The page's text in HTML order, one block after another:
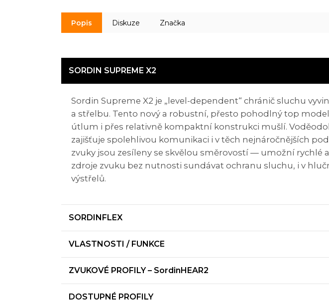
Popis Diskuze Značka
SORDIN SUPREME X2
Sordin Supreme X2 je „level-dependent“ chránič sluchu
a střelbu. Tento nový a robustní, přesto pohodlný top
útlum i přes relativně kompaktní konstrukci mušlí.
zajišťuje spolehlivou komunikaci i v těch nejnáročnějších
zvuky jsou zesíleny se skvělou směrovostí — umožní rychlé
zdroje zvuku bez nutnosti sundávat ochranu sluchu, i v
výstřelů.
SORDINFLEX
VLASTNOSTI / FUNKCE
ZVUKOVÉ PROFILY – SordinHEAR2
DOSTUPNÉ PROFILY